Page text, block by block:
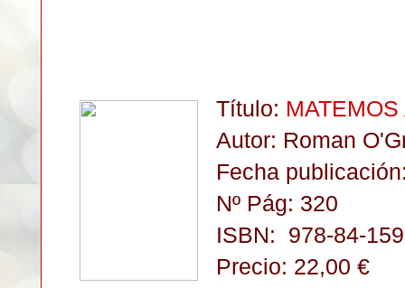
Título:
Autor: Roman
Fecha
Nº Pág: 320
ISBN: 978-84-
Precio: 22,00 €